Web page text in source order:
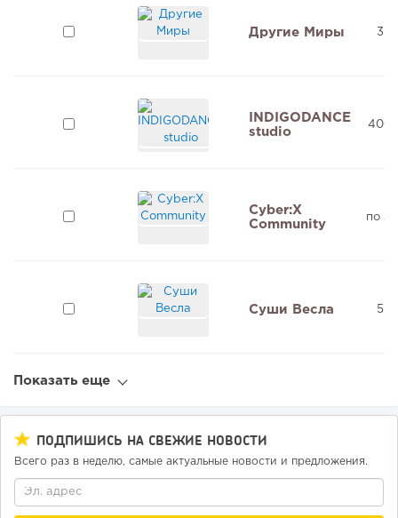
Другие Миры 3
INDIGODANCE
studio
400
Cyber:X
Community
по
Суши Весла 5
Показать еще
ПОДПИШИСЬ НА СВЕЖИЕ НОВОСТИ
Всего раз в неделю, самые актуальные новости и предложения.